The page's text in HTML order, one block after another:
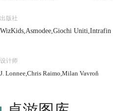
出版社
WizKids,Asmodee,Giochi Uniti,Intrafin
设计师
J. Lonnee,Chris Raimo,Milan Vavroň